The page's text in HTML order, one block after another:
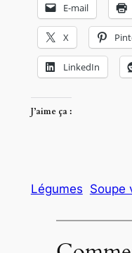
E-mail
X
LinkedIn
J’aime ça :
Légumes Soupe